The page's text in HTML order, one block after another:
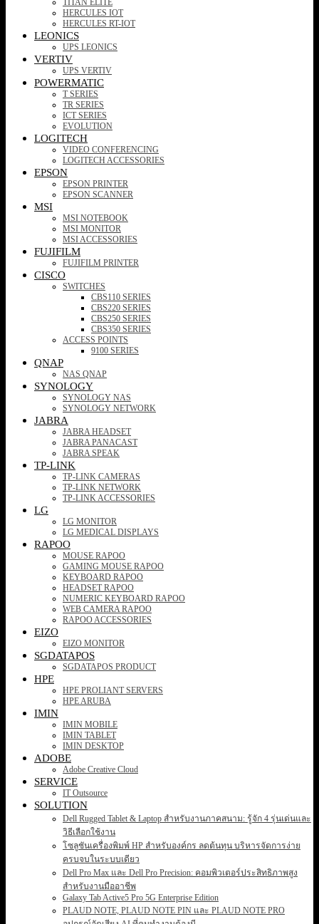
TITAN ELITE
HERCULES IOT
HERCULES RT-IOT
LEONICS
UPS LEONICS
VERTIV
UPS VERTIV
POWERMATIC
T SERIES
TR SERIES
ICT SERIES
EVOLUTION
LOGITECH
VIDEO CONFERENCING
LOGITECH ACCESSORIES
EPSON
EPSON PRINTER
EPSON SCANNER
MSI
MSI NOTEBOOK
MSI MONITOR
MSI ACCESSORIES
FUJIFILM
FUJIFILM PRINTER
CISCO
SWITCHES
CBS110 SERIES
CBS220 SERIES
CBS250 SERIES
CBS350 SERIES
ACCESS POINTS
9100 SERIES
QNAP
NAS QNAP
SYNOLOGY
SYNOLOGY NAS
SYNOLOGY NETWORK
JABRA
JABRA HEADSET
JABRA PANACAST
JABRA SPEAK
TP-LINK
TP-LINK CAMERAS
TP-LINK NETWORK
TP-LINK ACCESSORIES
LG
LG MONITOR
LG MEDICAL DISPLAYS
RAPOO
MOUSE RAPOO
GAMING MOUSE RAPOO
KEYBOARD RAPOO
HEADSET RAPOO
NUMERIC KEYBOARD RAPOO
WEB CAMERA RAPOO
RAPOO ACCESSORIES
EIZO
EIZO MONITOR
SGDATAPOS
SGDATAPOS PRODUCT
HPE
HPE PROLIANT SERVERS
HPE ARUBA
IMIN
IMIN MOBILE
IMIN TABLET
IMIN DESKTOP
ADOBE
Adobe Creative Cloud
SERVICE
IT Outsource
SOLUTION
Dell Rugged Tablet & Laptop สำหรับงานภาคสนาม: รู้จัก 4 รุ่นเด่นและ
วิธีเลือกใช้งาน
โซลูชันเครื่องพิมพ์ HP สำหรับองค์กร ลดต้นทุน บริหารจัดการง่าย
ครบจบในระบบเดียว
Dell Pro Max และ Dell Pro Precision: คอมพิวเตอร์ประสิทธิภาพสูง
สำหรับงานมืออาชีพ
Galaxy Tab Active5 Pro 5G Enterprise Edition
PLAUD NOTE, PLAUD NOTE PIN และ PLAUD NOTE PRO